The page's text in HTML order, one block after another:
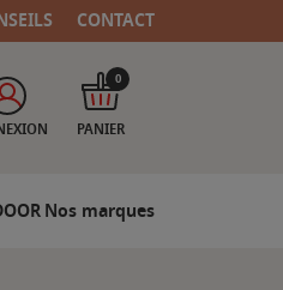
CONTACT
PANIER
0
Nos marques